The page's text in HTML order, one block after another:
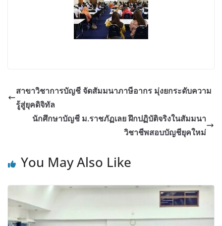
สาขาวิชาการบัญชี จัดสัมมนาภาษีอากร มุ่งยกระดับความ
รู้สู่ยุคดิจิทัล
นักศึกษาบัญชี ม.ราชภัฏเลย ฝึกปฏิบัติจริงในสัมมนา
วิชาชีพสอบบัญชียุคใหม่
You May Also Like